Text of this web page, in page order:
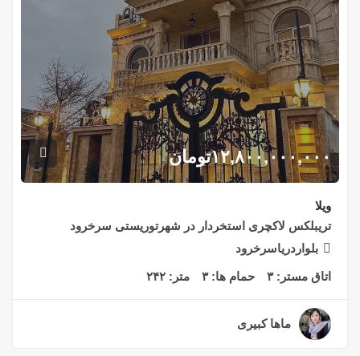
۱۲,۸۰۰,۰۰۰,۰۰۰تومان
ویلا
تریبلکس لاکچری استخردار در شهرتوریستی سرخرود
بلواردریاسرخرود
اتاق مستر:۳ حمام ها:۳ متر: ۲۴۲
ماها کبیری